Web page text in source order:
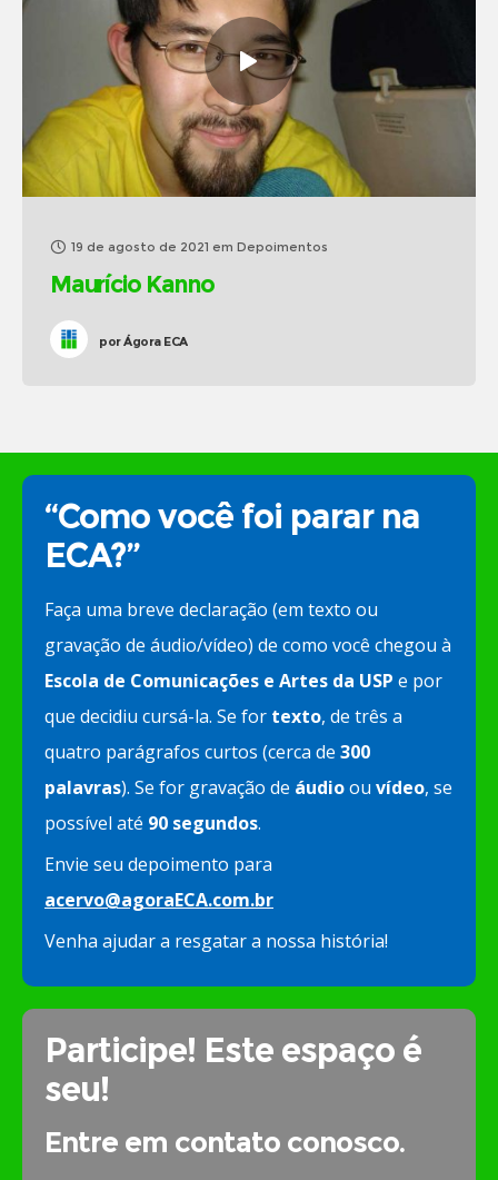
19 de agosto de 2021 em Depoimentos
Maurício Kanno
porÁgora ECA
“Como você foi parar na
ECA?”
Faça uma breve declaração (em texto ou
gravação de áudio/vídeo) de como você chegou à
Escola de Comunicações e Artes da USP e por
que decidiu cursá-la. Se for texto, de três a
quatro parágrafos curtos (cerca de 300
palavras). Se for gravação de áudioou vídeo, se
possível até 90 segundos.
Envie seu depoimento para
acervo@agoraECA.com.br
Venha ajudar a resgatar a nossa história!
Participe! Este espaço é
seu!
Entre em contato conosco.